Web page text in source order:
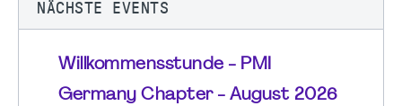
NÄCHSTE EVENTS
Willkommensstunde - PMI
Germany Chapter - August 2026